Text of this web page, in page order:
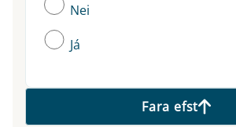
Nei
Já
Fara efst